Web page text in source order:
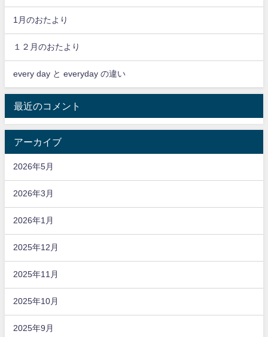
1月のおたより
１２月のおたより
every day と everyday の違い
最近のコメント
アーカイブ
2026年5月
2026年3月
2026年1月
2025年12月
2025年11月
2025年10月
2025年9月